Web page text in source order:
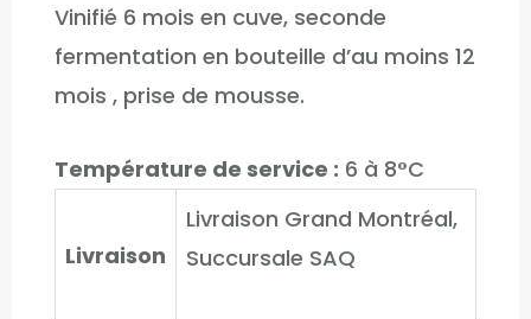
Vinifié 6 mois en cuve, seconde
fermentation en bouteille d’au moins 12
mois , prise de mousse.
Température de service : 6 à 8°C
Livraison
Livraison Grand Montréal,
Succursale SAQ